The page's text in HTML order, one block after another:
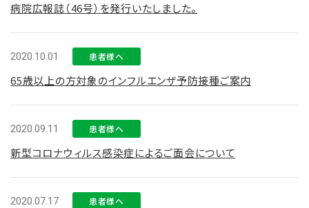
病院広報誌（46号）を発行いたしました。
2020.10.01 患者様へ
65歳以上の方対象のインフルエンザ予防接種ご案内
2020.09.11 患者様へ
新型コロナウィルス感染症によるご面会について
2020.07.17 患者様へ